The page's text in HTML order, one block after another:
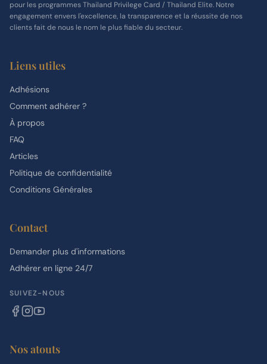
pour les programmes Thailand Privilege Card / Thailand Elite. Notre
engagement envers l'excellence, la transparence et la réussite de nos
clients fait de nous le nom le plus fiable du secteur.
Liens utiles
Adhésions
Comment adhérer ?
À propos
FAQ
Articles
Politique de confidentialité
Conditions Générales
Contact
Demander plus d'informations
Adhérer en ligne 24/7
SUIVEZ-NOUS
Nos atouts